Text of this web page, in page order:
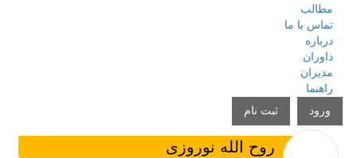
مطالب
تماس با ما
درباره
داوران
مدیران
راهنما
ورود
ثبت نام
روح الله نوروزی